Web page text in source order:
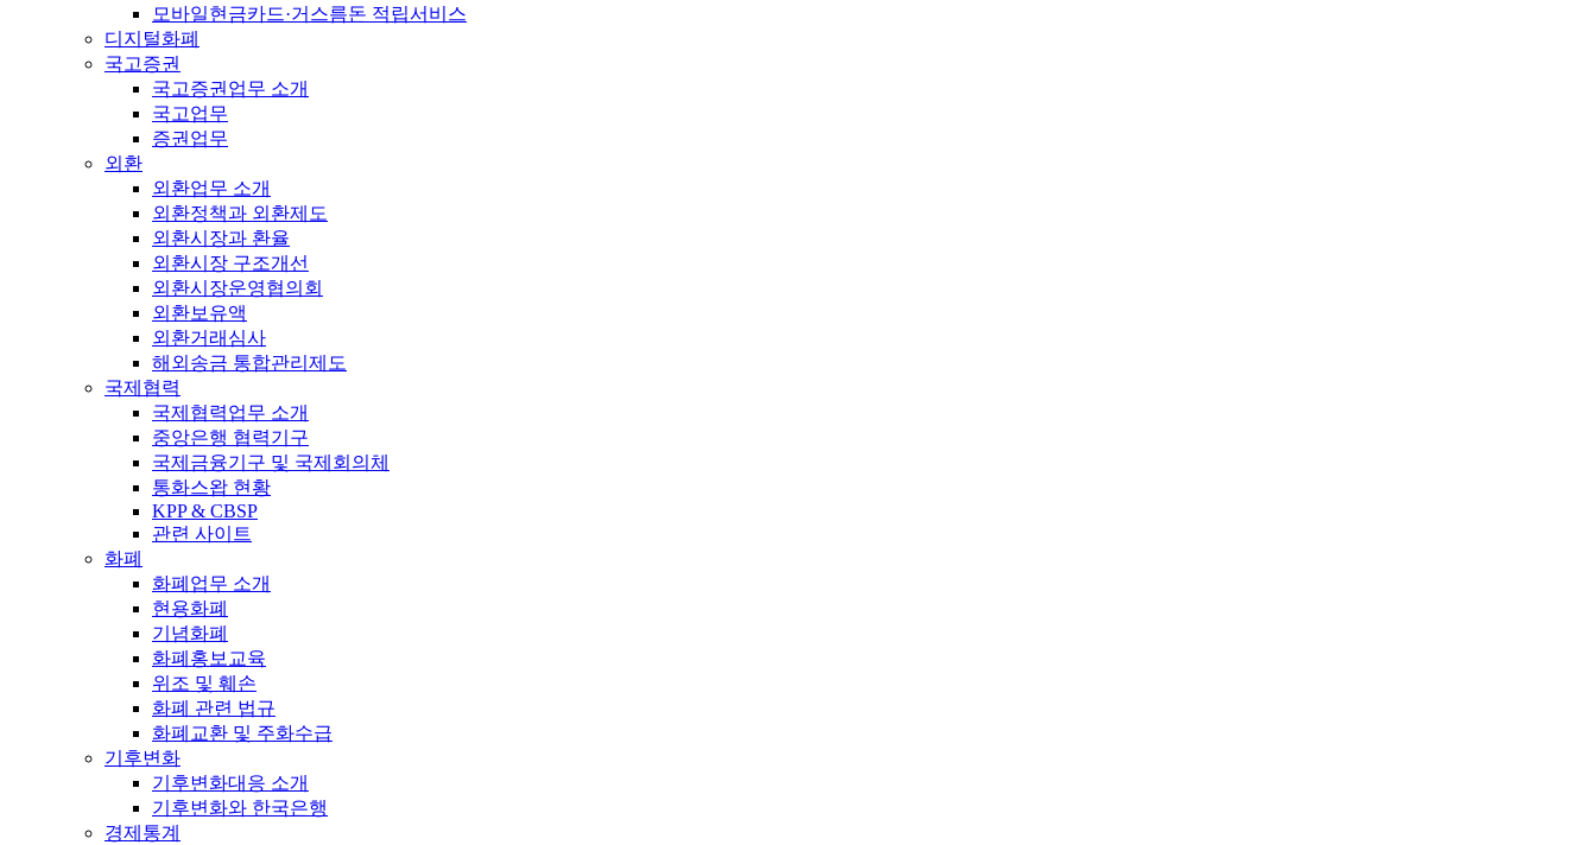
모바일현금카드·거스름돈 적립서비스
디지털화폐
국고증권
국고증권업무 소개
국고업무
증권업무
외환
외환업무 소개
외환정책과 외환제도
외환시장과 환율
외환시장 구조개선
외환시장운영협의회
외환보유액
외환거래심사
해외송금 통합관리제도
국제협력
국제협력업무 소개
중앙은행 협력기구
국제금융기구 및 국제회의체
통화스왑 현황
KPP & CBSP
관련 사이트
화폐
화폐업무 소개
현용화폐
기념화폐
화폐홍보교육
위조 및 훼손
화폐 관련 법규
화폐교환 및 주화수급
기후변화
기후변화대응 소개
기후변화와 한국은행
경제통계